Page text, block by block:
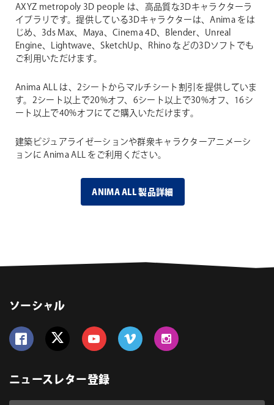
AXYZ metropoly 3D people は、高品質な3Dキャラクターラ
イブラリです。提供している3Dキャラクターは、Anima をは
じめ、3ds Max、Maya、Cinema 4D、Blender、Unreal
Engine、Lightwave、SketchUp、Rhino などの3Dソフトでも
ご利用いただけます。
Anima ALL は、2シートからマルチシート割引を提供していま
す。2シート以上で20%オフ、6シート以上で30%オフ、16シ
ート以上で40%オフにてご購入いただけます。
建築ビジュアライゼーションや群衆キャラクターアニメーシ
ョンに Anima ALL をご利用ください。
ANIMA ALL 製品詳細
ソーシャル
ニュースレター登録